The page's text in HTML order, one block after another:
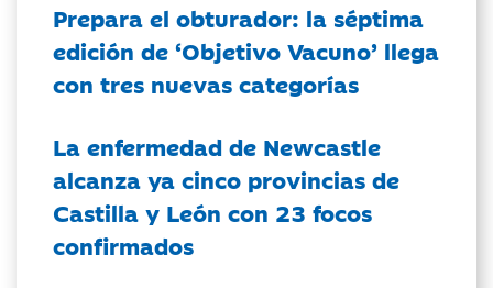
Prepara el obturador: la séptima
edición de ‘Objetivo Vacuno’ llega
con tres nuevas categorías
La enfermedad de Newcastle
alcanza ya cinco provincias de
Castilla y León con 23 focos
confirmados